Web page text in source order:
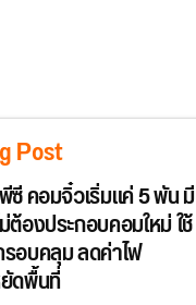
Post
ซี คอมจิ๋วเริ่มแค่ 5 พัน มี
ต้องประกอบคอมใหม่ ใช้
อบคลุม ลดค่าไฟ
ดพื้นที่